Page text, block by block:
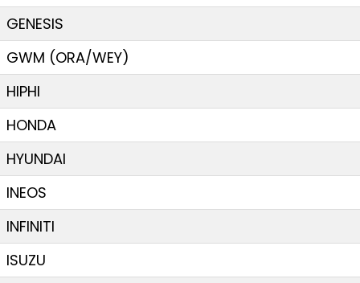
GENESIS
GWM (ORA/WEY)
HIPHI
HONDA
HYUNDAI
INEOS
INFINITI
ISUZU